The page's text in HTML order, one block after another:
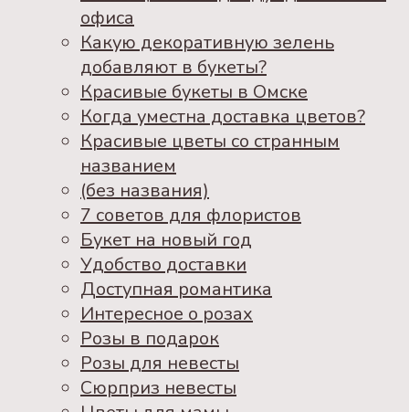
офиса
Какую декоративную зелень
добавляют в букеты?
Красивые букеты в Омске
Когда уместна доставка цветов?
Красивые цветы со странным
названием
(без названия)
7 советов для флористов
Букет на новый год
Удобство доставки
Доступная романтика
Интересное о розах
Розы в подарок
Розы для невесты
Сюрприз невесты